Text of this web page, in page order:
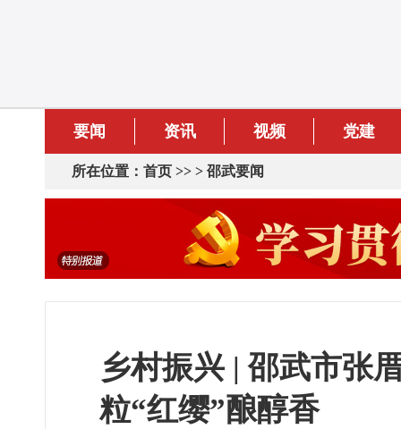
要闻 资讯 视频 党建
所在位置： 首页 >> > 邵武要闻
乡村振兴 | 邵武市张
粒“红缨”酿醇香